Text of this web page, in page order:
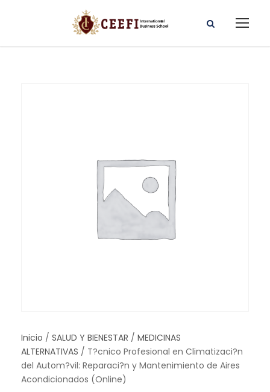
Inicio / SALUD Y BIENESTAR / MEDICINAS
ALTERNATIVAS / T?cnico Profesional en Climatizaci?n
del Autom?vil: Reparaci?n y Mantenimiento de Aires
Acondicionados (Online)